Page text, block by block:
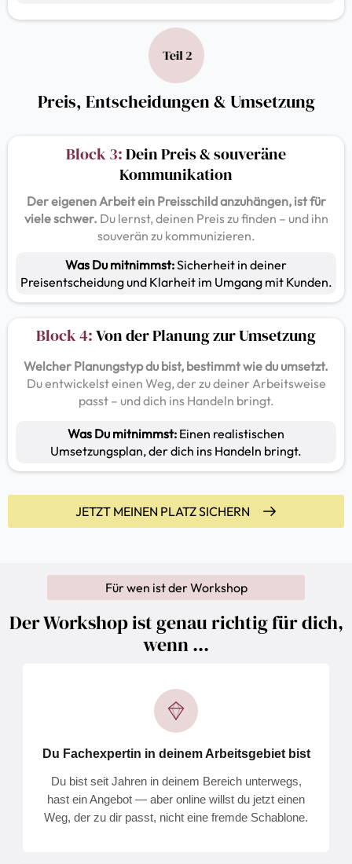
Preis, Entscheidungen & Umsetzung
Block 3:Dein Preis & souveräne
Kommunikation
Der eigenen Arbeit ein Preisschild anzuhängen, ist für
viele schwer. Du lernst, deinen Preis zu finden – und ihn
souverän zu kommunizieren.
Was Du mitnimmst:Sicherheit in deiner
Preisentscheidung und Klarheit im Umgang mit Kunden.
Block 4:Von der Planung zur Umsetzung
Welcher Planungstyp du bist, bestimmt wie du umsetzt.
Du entwickelst einen Weg, der zu deiner Arbeitsweise
passt – und dich ins Handeln bringt.
Was Du mitnimmst: Einen realistischen
Umsetzungsplan, der dich ins Handeln bringt.
JETZT MEINEN PLATZ SICHERN
Für wen ist der Workshop
Der Workshop ist genau richtig für dich,
wenn ...
Du Fachexpertin in deinem Arbeitsgebiet bist
Du bist seit Jahren in deinem Bereich unterwegs,
hast ein Angebot — aber online willst du jetzt einen
Weg, der zu dir passt, nicht eine fremde Schablone.